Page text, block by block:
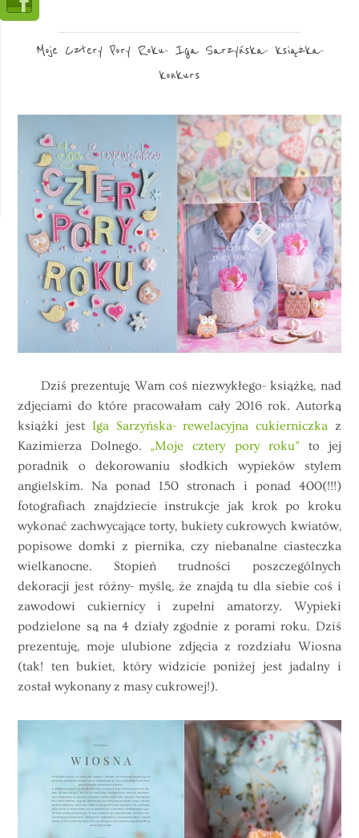
Moje Cztery Pory Roku- Iga Sarzyńska- książka-
konkurs
Dziś prezentuję Wam coś niezwykłego- książkę, nad
zdjęciami do które pracowałam cały 2016 rok. Autorką
książki jest Iga Sarzyńska- rewelacyjna cukierniczkaz
Kazimierza Dolnego. „Moje cztery pory roku” to jej
poradnik o dekorowaniu słodkich wypieków stylem
angielskim. Na ponad 150 stronach i ponad 400(!!!)
fotografiach znajdziecie instrukcje jak krok po kroku
wykonać zachwycające torty, bukiety cukrowych kwiatów,
popisowe domki z piernika, czy niebanalne ciasteczka
wielkanocne. Stopień trudności poszczególnych
dekoracji jest różny- myślę, że znajdą tu dla siebie coś i
zawodowi cukiernicy i zupełni amatorzy. Wypieki
podzielone są na 4 działy zgodnie z porami roku. Dziś
prezentuję, moje ulubione zdjęcia z rozdziału Wiosna
(tak! ten bukiet, który widzicie poniżej jest jadalny i
został wykonany z masy cukrowej!).